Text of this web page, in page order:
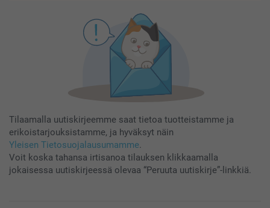
Tilaamalla uutiskirjeemme saat tietoa tuotteistamme ja
erikoistarjouksistamme, ja hyväksyt näin
Yleisen Tietosuojalausumamme.
Voit koska tahansa irtisanoa tilauksen klikkaamalla
jokaisessa uutiskirjeessä olevaa “Peruuta uutiskirje”-linkkiä.